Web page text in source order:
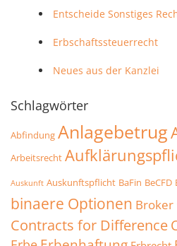
Entscheide Sonstiges
Erbschaftssteuerrecht
Neues aus der Kanzlei
Schlagwörter
Abfindung Anlagebetrug
Arbeitsrecht
Auskunft Auskunftspflicht BaFin BeCFD
binaere Optionen Broker
Contracts for Difference